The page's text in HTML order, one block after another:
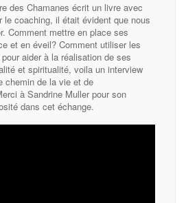
des Chamanes écrit un livre avec
le coaching, il était évident que nous
Comment mettre en place ses
et en éveil? Comment utiliser les
aider à la réalisation de ses
et spiritualité, voila un interview
chemin de la vie et de
à Sandrine Muller pour son
dans cet échange.